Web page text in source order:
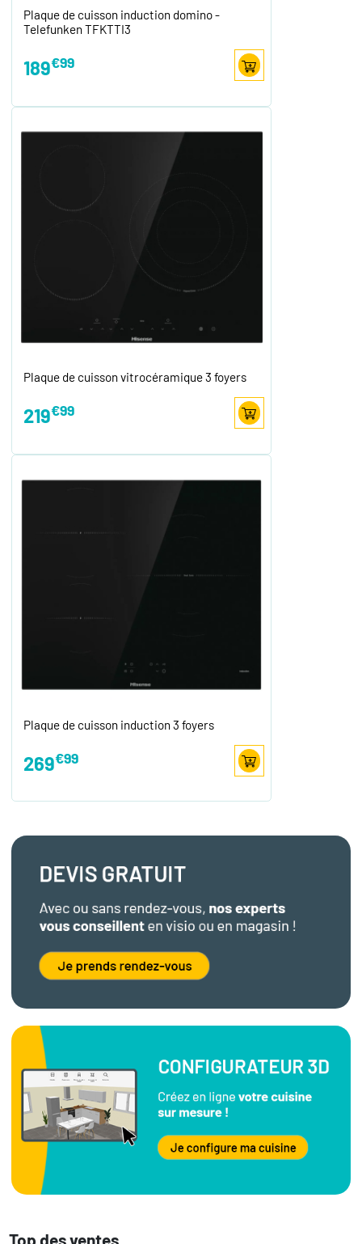
Plaque de cuisson induction domino -
Telefunken TFKTTI3
189€99
Plaque de cuisson vitrocéramique 3 foyers
219€99
Plaque de cuisson induction 3 foyers
269€99
Top des ventes